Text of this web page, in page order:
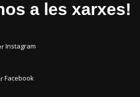
a les xarxes!
Instagram
Facebook